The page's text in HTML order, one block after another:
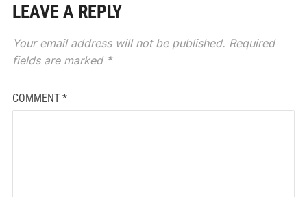
LEAVE A REPLY
Your email address will not be published. Required
fields are marked *
COMMENT *